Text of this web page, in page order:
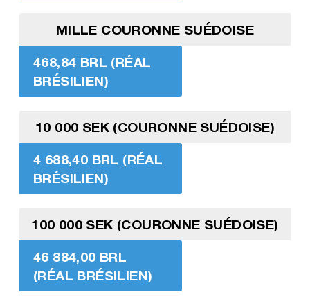
MILLE COURONNE SUÉDOISE
468,84 BRL (RÉAL
BRÉSILIEN)
10 000 SEK (COURONNE SUÉDOISE)
4 688,40 BRL (RÉAL
BRÉSILIEN)
100 000 SEK (COURONNE SUÉDOISE)
46 884,00 BRL
(RÉAL BRÉSILIEN)